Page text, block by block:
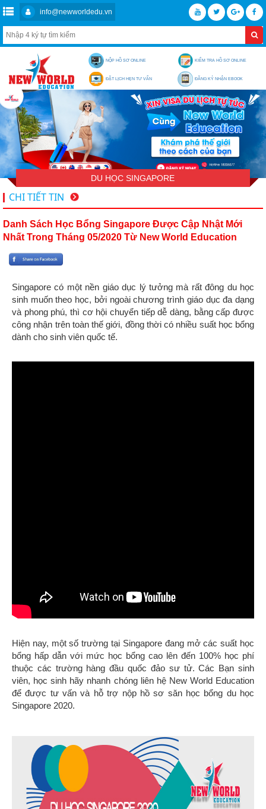
info@newworldedu.vn
NỘP HỒ SƠ ONLINE KIỂM TRA HỒ SƠ ONLINE
ĐẶT LỊCH HẸN TƯ VẤN ĐĂNG KÝ NHẬN EBOOK
DU HỌC SINGAPORE
CHI TIẾT TIN
Danh Sách Học Bổng Singapore Được Cập Nhật Mới
Nhất Trong Tháng 05/2020 Từ New World Education
Singapore có một nền giáo dục lý tưởng mà rất đông du học
sinh muốn theo học, bởi ngoài chương trình giáo dục đa dạng
và phong phú, thì cơ hội chuyển tiếp dễ dàng, bằng cấp được
công nhận trên toàn thế giới, đồng thời có nhiều suất học bổng
dành cho sinh viên quốc tế.
Hiện nay, một số trường tại Singapore đang mở các suất học
bổng hấp dẫn với mức học bổng cao lên đến 100% học phí
thuộc các trường hàng đầu quốc đảo sư tử.Các Bạn sinh
viên, học sinh hãy nhanh chóng liên hệ New World Education
để được tư vấn và hỗ trợ nộp hồ sơ săn học bổng du học
Singapore 2020.